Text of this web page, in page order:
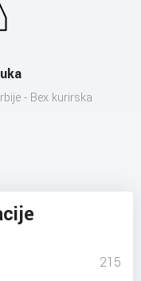
- Bex kurirska
215